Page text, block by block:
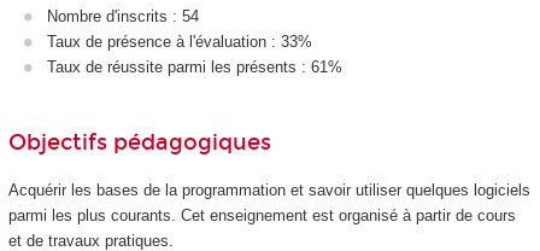
Nombre d'inscrits : 54
Taux de présence à l'évaluation : 33%
Taux de réussite parmi les présents : 61%
Objectifs pédagogiques
Acquérir les bases de la programmation et savoir utiliser quelques logiciels
parmi les plus courants. Cet enseignement est organisé à partir de cours
et de travaux pratiques.